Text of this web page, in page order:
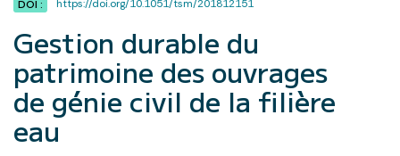
DOI : https://doi.org/10.1051/tsm/201812151
Gestion durable du
patrimoine des ouvrages
de génie civil de la filière
eau